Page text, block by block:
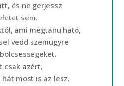
és ne gerjessz
sem.
ami megtanulható,
vedd szemügyre
csak azért,
most is az lesz.